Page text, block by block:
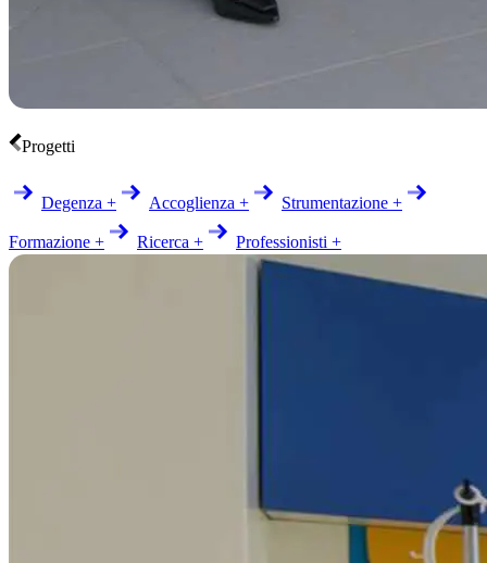
Progetti
Degenza + Accoglienza + Strumentazione +
Formazione + Ricerca + Professionisti +